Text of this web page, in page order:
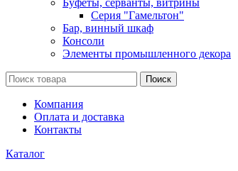
Буфеты, серванты, витрины
Серия "Гамельтон"
Бар, винный шкаф
Консоли
Элементы промышленного декора
Поиск
Компания
Оплата и доставка
Контакты
Каталог